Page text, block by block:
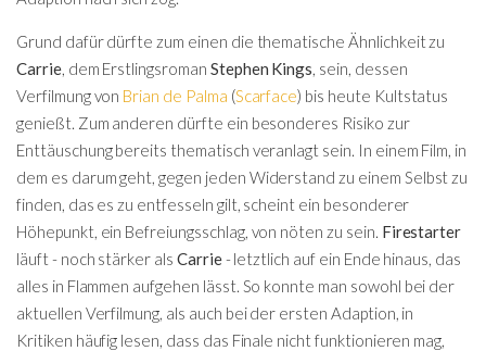
Grund dafür dürfte zum einen die thematische Ähnlichkeit zu
Carrie, dem Erstlingsroman Stephen Kings , sein, dessen
Verfilmung von Brian de Palma (Scarface) bis heute Kultstatus
genießt. Zum anderen dürfte ein besonderes Risiko zur
Enttäuschung bereits thematisch veranlagt sein. In einem Film, in
dem es darum geht, gegen jeden Widerstand zu einem Selbst zu
finden, das es zu entfesseln gilt, scheint ein besonderer
Höhepunkt, ein Befreiungsschlag, von nöten zu sein. Firestarter
läuft - noch stärker als Carrie- letztlich auf ein Ende hinaus, das
alles in Flammen aufgehen lässt. So konnte man sowohl bei der
aktuellen Verfilmung, als auch bei der ersten Adaption, in
Kritiken häufig lesen, dass das Finale nicht funktionieren mag,